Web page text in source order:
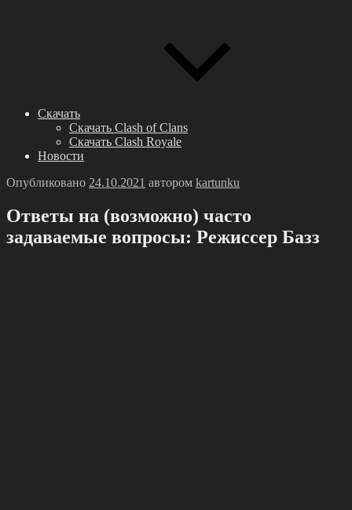
Скачать
Скачать Clash of Clans
Скачать Clash Royale
Новости
Опубликовано 24.10.2021 автором kartunku
Ответы на (возможно) часто
задаваемые вопросы: Режиссер Базз